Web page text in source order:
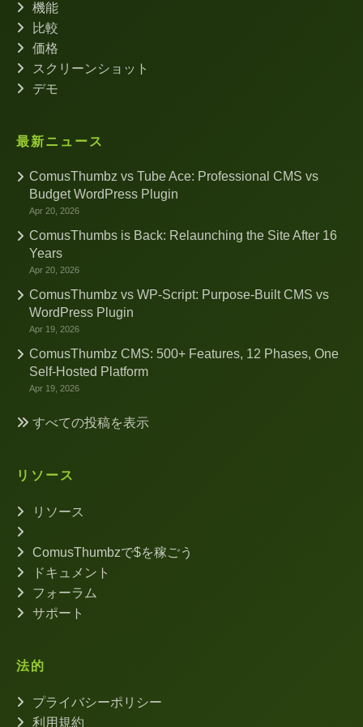
機能
比較
価格
スクリーンショット
デモ
最新ニュース
ComusThumbz vs Tube Ace: Professional CMS vs
Budget WordPress Plugin
Apr 20, 2026
ComusThumbs is Back: Relaunching the Site After 16
Years
Apr 20, 2026
ComusThumbz vs WP-Script: Purpose-Built CMS vs
WordPress Plugin
Apr 19, 2026
ComusThumbz CMS: 500+ Features, 12 Phases, One
Self-Hosted Platform
Apr 19, 2026
すべての投稿を表示
リソース
リソース
ComusThumbzで$を稼ごう
ドキュメント
フォーラム
サポート
法的
プライバシーポリシー
利用規約